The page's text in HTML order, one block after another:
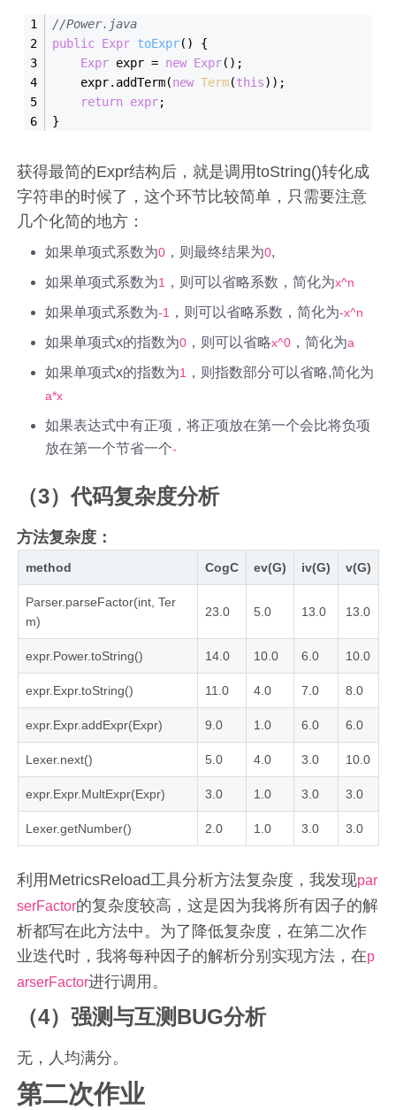
//Power.java
public Expr toExpr()
{
Expr expr = new Expr();
    expr.addTerm(
new Term(this));
return expr;
}
获得最简的Expr结构后，就是调用toString()转化成
字符串的时候了，这个环节比较简单，只需要注意
几个化简的地方：
如果单项式系数为0 ，则最终结果为0,
如果单项式系数为1 ，则可以省略系数，简化为x^n
如果单项式系数为-1 ，则可以省略系数，简化为-x^n
如果单项式x的指数为0 ，则可以省略x^0 ，简化为a
如果单项式x的指数为1 ，则指数部分可以省略,简化为
a*x
如果表达式中有正项，将正项放在第一个会比将负项
放在第一个节省一个-
（3）代码复杂度分析
方法复杂度：
method CogC ev(G) iv(G) v(G)
Parser.parseFactor(int, Ter
m)
23.0 5.0 13.0 13.0
expr.Power.toString() 14.0 10.0 6.0 10.0
expr.Expr.toString() 11.0 4.0 7.0 8.0
expr.Expr.addExpr(Expr) 9.0 1.0 6.0 6.0
Lexer.next() 5.0 4.0 3.0 10.0
expr.Expr.MultExpr(Expr) 3.0 1.0 3.0 3.0
Lexer.getNumber() 2.0 1.0 3.0 3.0
利用MetricsReload工具分析方法复杂度，我发现par
serFactor的复杂度较高，这是因为我将所有因子的解
析都写在此方法中。为了降低复杂度，在第二次作
业迭代时，我将每种因子的解析分别实现方法，在p
arserFactor进行调用。
（4）强测与互测BUG分析
无，人均满分。
第二次作业